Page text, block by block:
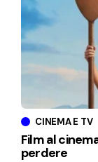
CINEMA E TV
Film al
perdere